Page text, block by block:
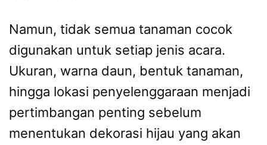
Namun, tidak semua tanaman cocok
digunakan untuk setiap jenis acara.
Ukuran, warna daun, bentuk tanaman,
hingga lokasi penyelenggaraan menjadi
pertimbangan penting sebelum
menentukan dekorasi hijau yang akan